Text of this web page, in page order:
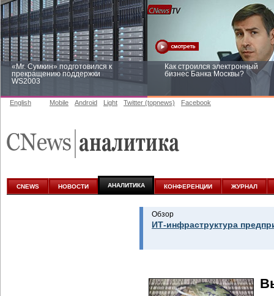
«Mr. Сумкин» подготовился к
прекращению поддержки
WS2003
Как строился электронный
бизнес Банка Москвы?
аналитике
English Mobile Android Light Twitter (topnews) Facebook
CNEWS НОВОСТИ АНАЛИТИКА КОНФЕРЕНЦИИ ЖУРНАЛ
Обзор
ИТ-инфраструктура